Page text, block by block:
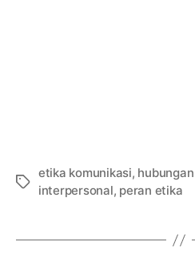
Tags
etika komunikasi,
interpersonal, peran etika